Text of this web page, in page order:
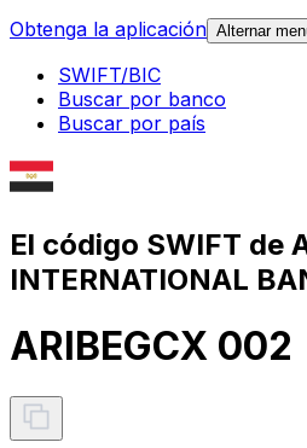
Obtenga la aplicación Alternar
SWIFT/BIC
Buscar por banco
Buscar por país
El código SWIFT de
INTERNATIONAL
ARIBEGCX 002